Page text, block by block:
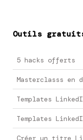
Outils
5 hacks offerts
Masterclasss en
Templates
Templates
Créer un titre